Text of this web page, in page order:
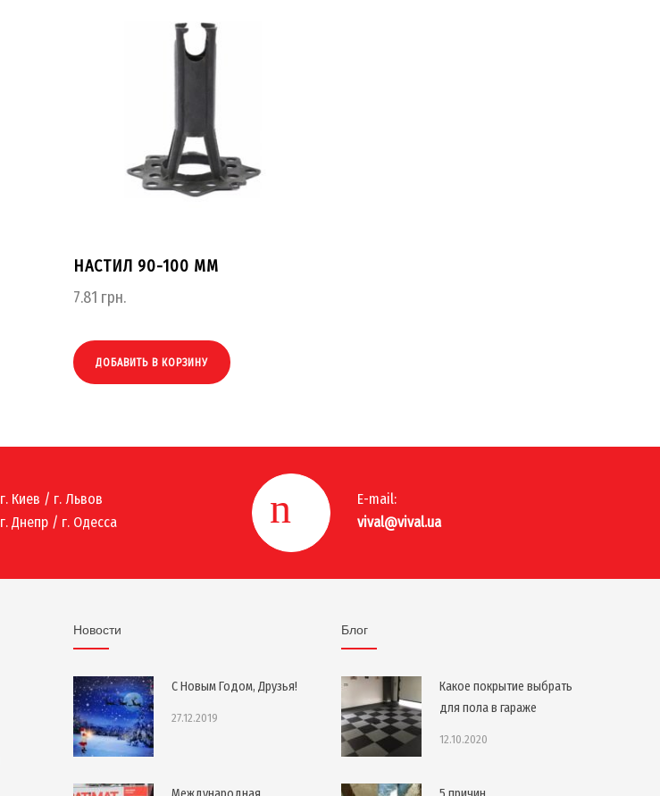
НАСТИЛ 90-100 ММ
7.81 грн.
ДОБАВИТЬ В КОРЗИНУ
г. Киев / г. Львов
г. Днепр / г. Одесса
E-mail:
vival@vival.ua
Новости
С Новым Годом, Друзья!
27.12.2019
Блог
Какое покрытие выбрать
для пола в гараже
12.10.2020